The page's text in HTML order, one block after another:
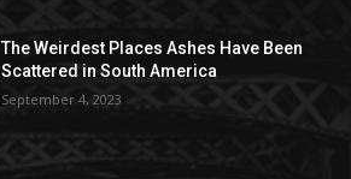
The Weirdest Places Ashes Have Been
Scattered in South America
September 4, 2023